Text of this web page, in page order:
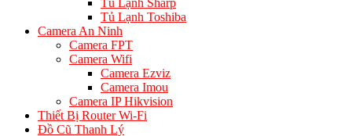
Tủ Lạnh Sharp
Tủ Lạnh Toshiba
Camera An Ninh
Camera FPT
Camera Wifi
Camera Ezviz
Camera Imou
Camera IP Hikvision
Thiết Bị Router Wi-Fi
Đồ Cũ Thanh Lý